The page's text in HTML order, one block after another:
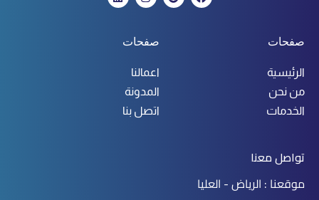
صفحات
الرئيسية
من نحن
الخدمات
صفحات
اعمالنا
المدونة
اتصل بنا
تواصل معنا
موقعنا : الرياض - العليا